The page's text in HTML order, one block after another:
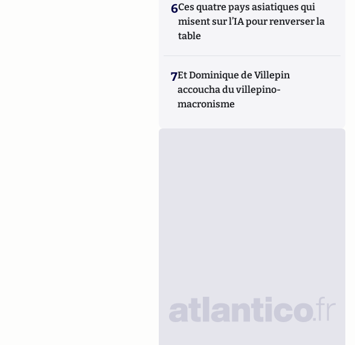
6Ces quatre pays asiatiques qui
misent sur l’IA pour renverser la
table
7Et Dominique de Villepin
accoucha du villepino-
macronisme